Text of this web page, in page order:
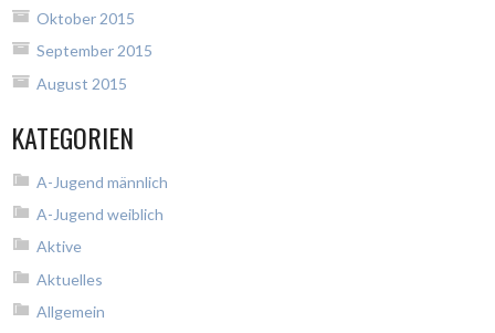
Oktober 2015
September 2015
August 2015
KATEGORIEN
A-Jugend männlich
A-Jugend weiblich
Aktive
Aktuelles
Allgemein